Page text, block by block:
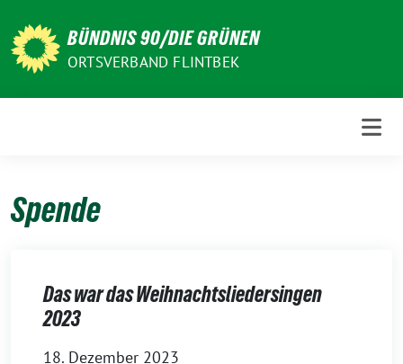
zum
Inhalt
BÜNDNIS 90/DIE GRÜNEN
ORTSVERBAND FLINTBEK
Spende
Das war das Weihnachtsliedersingen
2023
18. Dezember 2023